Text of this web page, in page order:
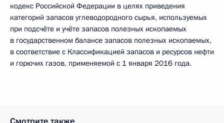
кодекс Российской Федерации в целях приведения
категорий запасов углеводородного сырья, используемых
при подсчёте и учёте запасов полезных ископаемых
в государственном балансе запасов полезных ископаемых,
в соответствие с Классификацией запасов и ресурсов нефти
и горючих газов, применяемой с 1 января 2016 года.